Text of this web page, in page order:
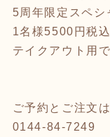
5周年限定スペシ
1名様5500円税込
テイクアウト用
ご予約とご注文
0144-84-7249